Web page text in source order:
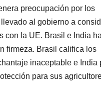
preocupación por los
al gobierno a
con la UE. Brasil e India
firmeza. Brasil califica los
inaceptable e India
para sus